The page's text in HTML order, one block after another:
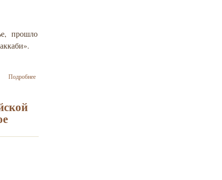
прошло
Подробнеео В
Пурима для